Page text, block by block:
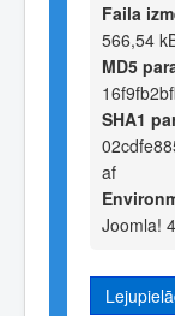
Faila
566,54
MD5
SHA1
af
Joomla!